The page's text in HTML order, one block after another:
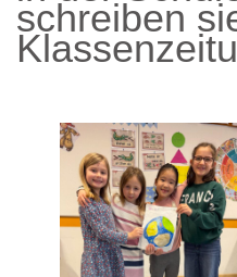
schreiben